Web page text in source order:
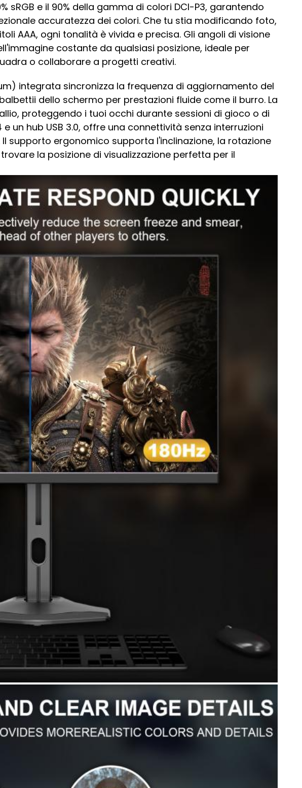
sRGB e il 90% della gamma di colori DCI-P3, garantendo
accuratezza dei colori. Che tu stia modificando foto,
AAA, ogni tonalità è vivida e precisa. Gli angoli di visione
costante da qualsiasi posizione, ideale per
o collaborare a progetti creativi.
integrata sincronizza la frequenza di aggiornamento del
dello schermo per prestazioni fluide come il burro. La
proteggendo i tuoi occhi durante sessioni di gioco o di
e un hub USB 3.0, offre una connettività senza interruzioni
supporto ergonomico supporta l'inclinazione, la rotazione
la posizione di visualizzazione perfetta per il